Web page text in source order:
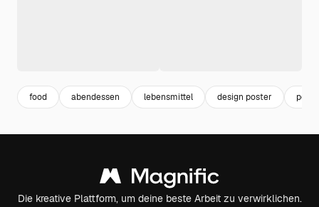
food abendessen lebensmittel design poster
Die kreative Plattform, um deine beste Arbeit zu verwirklichen.